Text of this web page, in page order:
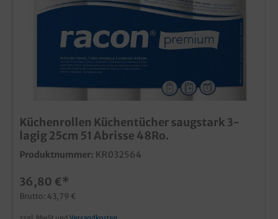
Küchenrollen Küchentücher saugstark 3-
lagig 25cm 51 Abrisse 48Ro.
Produktnummer: KR032564
36,80 €*
Brutto: 43,79 €